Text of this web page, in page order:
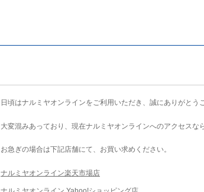
日頃はナルミヤオンラインをご利用いただき、誠にありがとう
大変混みあっており、現在ナルミヤオンラインへのアクセスな
お急ぎの場合は下記店舗にて、お買い求めください。
ナルミヤオンライン楽天市場店